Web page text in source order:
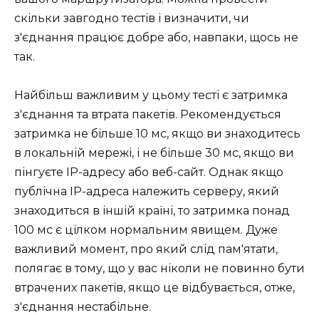
скільки завгодно тестів і визначити, чи
з'єднання працює добре або, навпаки, щось не
так.
Найбільш важливим у цьому тесті є затримка
з'єднання та втрата пакетів. Рекомендується
затримка не більше 10 мс, якщо ви знаходитесь
в локальній мережі, і не більше 30 мс, якщо ви
пінгуєте IP-адресу або веб-сайт. Однак якщо
публічна IP-адреса належить серверу, який
знаходиться в іншій країні, то затримка понад
100 мс є цілком нормальним явищем. Дуже
важливий момент, про який слід пам'ятати,
полягає в тому, що у вас ніколи не повинно бути
втрачених пакетів, якщо це відбувається, отже,
з'єднання нестабільне.